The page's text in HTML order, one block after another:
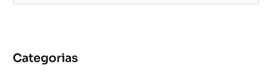
e
iCategorias